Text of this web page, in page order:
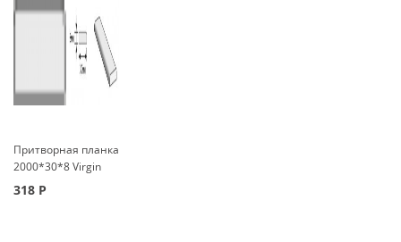
Притворная планка
2000*30*8 Virgin
318 Р